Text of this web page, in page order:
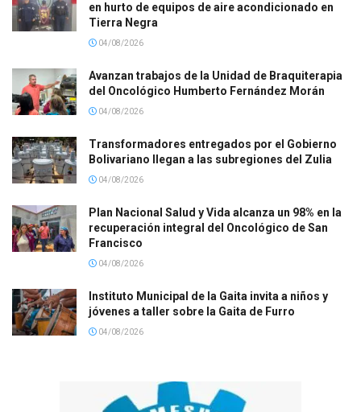
en hurto de equipos de aire acondicionado en
Tierra Negra
04/08/2026
Avanzan trabajos de la Unidad de Braquiterapia
del Oncológico Humberto Fernández Morán
04/08/2026
Transformadores entregados por el Gobierno
Bolivariano llegan a las subregiones del Zulia
04/08/2026
Plan Nacional Salud y Vida alcanza un 98% en la
recuperación integral del Oncológico de San
Francisco
04/08/2026
Instituto Municipal de la Gaita invita a niños y
jóvenes a taller sobre la Gaita de Furro
04/08/2026